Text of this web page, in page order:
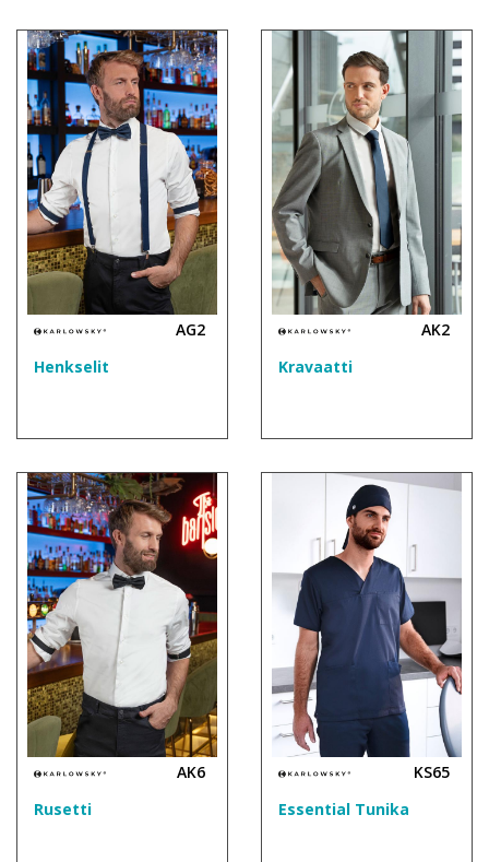
AG2
Henkselit
AK2
Kravaatti
AK6
Rusetti
KS65
Essential Tunika